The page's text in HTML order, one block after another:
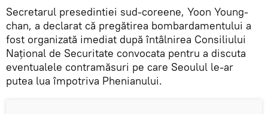
Secretarul presedintiei sud-coreene, Yoon Young-
chan, a declarat că pregătirea bombardamentului a
fost organizată imediat după întâlnirea Consiliului
Național de Securitate convocata pentru a discuta
eventualele contramăsuri pe care Seoulul le-ar
putea lua împotriva Phenianului.